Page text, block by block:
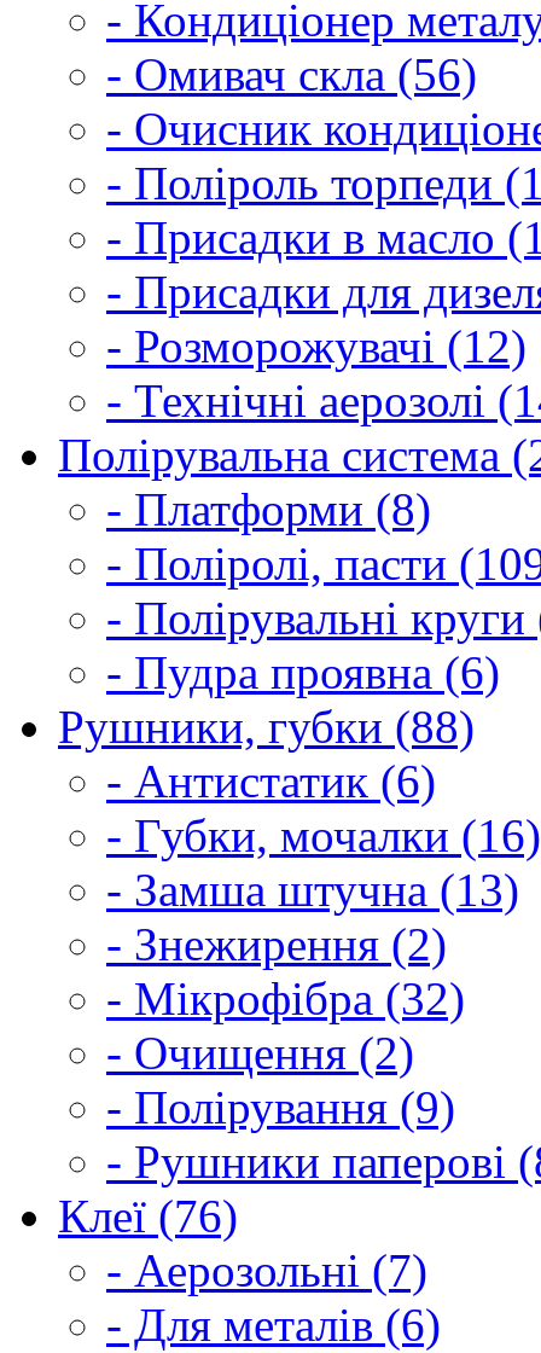
- Кондиціонер
- Омивач скла (56)
- Очисник
- Поліроль торпеди
- Присадки в масло
- Присадки для
- Розморожувачі (12)
- Технічні аерозолі
Полірувальна система
- Платформи (8)
- Поліролі, пасти
- Полірувальні
- Пудра проявна (6)
Рушники, губки (88)
- Антистатик (6)
- Губки, мочалки (16)
- Замша штучна (13)
- Знежирення (2)
- Мікрофібра (32)
- Очищення (2)
- Полірування (9)
- Рушники паперові
Клеї (76)
- Аерозольні (7)
- Для металів (6)